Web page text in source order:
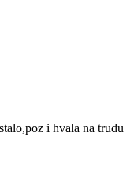
i hvala na trudu